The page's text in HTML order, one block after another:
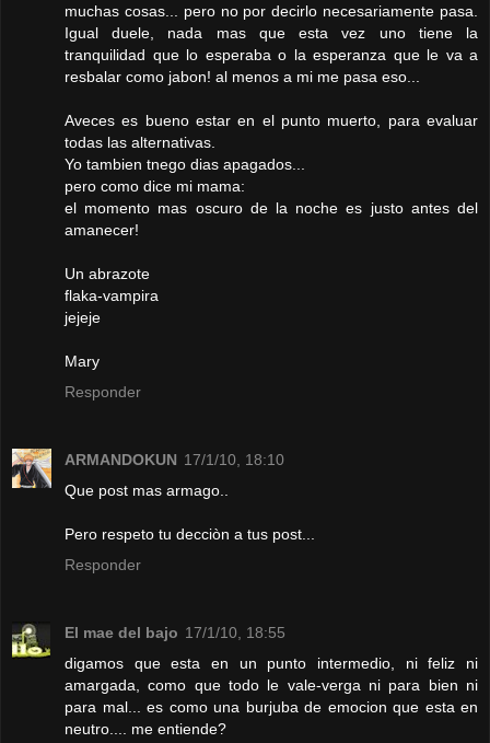
muchas cosas... pero no por decirlo necesariamente pasa.
Igual duele, nada mas que esta vez uno tiene la
tranquilidad que lo esperaba o la esperanza que le va a
resbalar como jabon! al menos a mi me pasa eso...
Aveces es bueno estar en el punto muerto, para evaluar
todas las alternativas.
Yo tambien tnego dias apagados...
pero como dice mi mama:
el momento mas oscuro de la noche es justo antes del
amanecer!
Un abrazote
flaka-vampira
jejeje
Mary
Responder
ARMANDOKUN 17/1/10, 18:10
Que post mas armago..
Pero respeto tu decciòn a tus post...
Responder
El mae del bajo 17/1/10, 18:55
digamos que esta en un punto intermedio, ni feliz ni
amargada, como que todo le vale-verga ni para bien ni
para mal... es como una burjuba de emocion que esta en
neutro.... me entiende?